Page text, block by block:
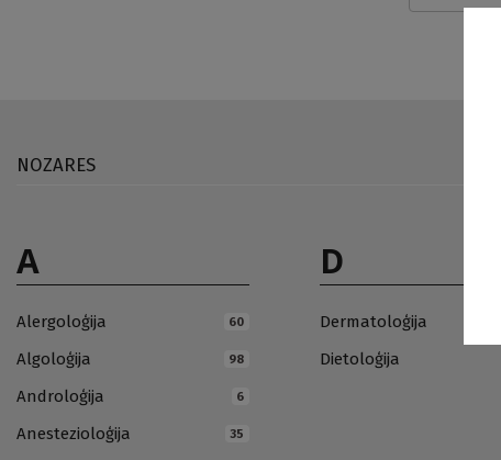
NOZARES
A
Alergoloģija 60
Algoloģija 98
Androloģija 6
Anestezioloģija 35
D
Dermatoloģija
Dietoloģija